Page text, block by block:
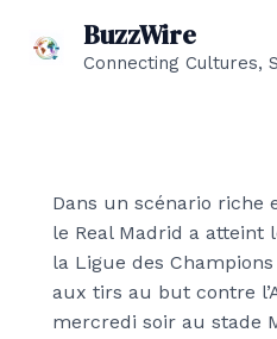
BuzzWire
Connecting Cultures,
Dans un scénario riche
le Real Madrid a atteint
la Ligue des
aux tirs au but contre
mercredi soir au stade